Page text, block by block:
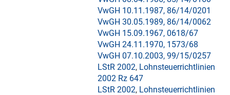
VwGH 10.11.1987, 86/14/0201
VwGH 30.05.1989, 86/14/0062
VwGH 15.09.1967, 0618/67
VwGH 24.11.1970, 1573/68
VwGH 07.10.2003, 99/15/0257
LStR 2002, Lohnsteuerrichtlinien
2002 Rz 647
LStR 2002, Lohnsteuerrichtlinien